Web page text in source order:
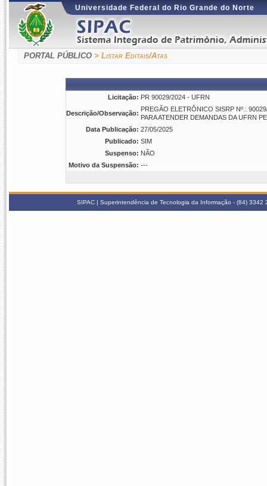
Universidade Federal do Rio Grande do Norte
PORTAL PÚBLICO > Listar Editais/Atas
Licitação: PR 90029/2024 - UFRN
Descrição/Observação:
PREGÃO ELETRÔNICO SISRP Nº.:
PARA ATENDER DEMANDAS DA UFRN
Data Publicação: 27/05/2025
Publicado: SIM
Suspenso: NÃO
Motivo da Suspensão: ---
SIPAC | Superintendência de Tecnologia da Informação - (84)